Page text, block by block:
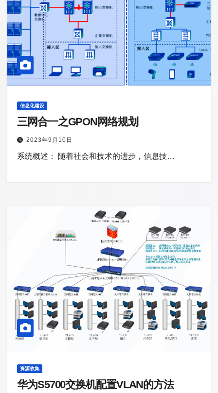
信息化建设
三网合一之GPON网络规划
2023年9月10日
系统概述： 随着社会和技术的进步，信息技…
资源收集
华为S5700交换机配置VLAN的方法